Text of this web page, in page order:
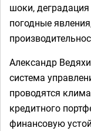
шоки,
погодные
Александр
система
проводятся
кредитного
финансовую